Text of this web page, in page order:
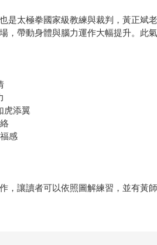
是太極拳國家級教練與裁判，黃正
，帶動身體與腦力運作大幅提升。此
虎添翼
感
，讓讀者可以依照圖解練習，並有黃